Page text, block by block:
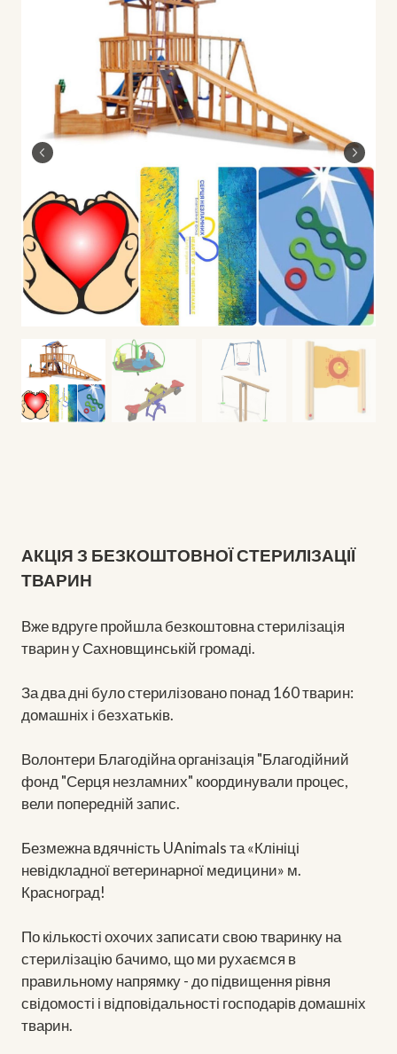
АКЦІЯ З БЕЗКОШТОВНОЇ СТЕРИЛІЗАЦІЇ
ТВАРИН
Вже вдруге пройшла безкоштовна стерилізація
тварин у Сахновщинській громаді.
За два дні було стерилізовано понад 160 тварин:
домашніх і безхатьків.
Волонтери Благодійна організація "Благодійний
фонд "Серця незламних" координували процес,
вели попередній запис.
Безмежна вдячність UAnimals та «Клініці
невідкладної ветеринарної медицини» м.
Красноград!
По кількості охочих записати свою тваринку на
стерилізацію бачимо, що ми рухаємся в
правильному напрямку - до підвищення рівня
свідомості і відповідальності господарів домашніх
тварин.